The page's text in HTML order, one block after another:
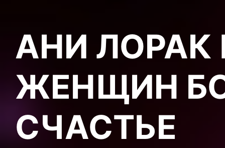
АНИ ЛОРАК
ЖЕНЩИН
СЧАСТЬЕ